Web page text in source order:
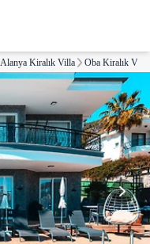
Alanya Kiralık Villa Oba Kiralık Villa